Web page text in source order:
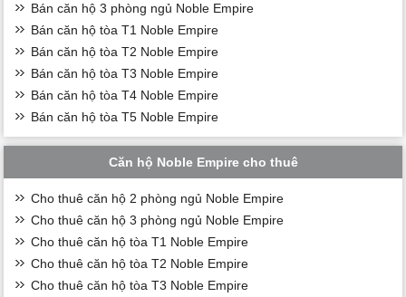
Bán căn hộ 3 phòng ngủ Noble Empire
Bán căn hộ tòa T1 Noble Empire
Bán căn hộ tòa T2 Noble Empire
Bán căn hộ tòa T3 Noble Empire
Bán căn hộ tòa T4 Noble Empire
Bán căn hộ tòa T5 Noble Empire
Căn hộ Noble Empire cho thuê
Cho thuê căn hộ 2 phòng ngủ Noble Empire
Cho thuê căn hộ 3 phòng ngủ Noble Empire
Cho thuê căn hộ tòa T1 Noble Empire
Cho thuê căn hộ tòa T2 Noble Empire
Cho thuê căn hộ tòa T3 Noble Empire